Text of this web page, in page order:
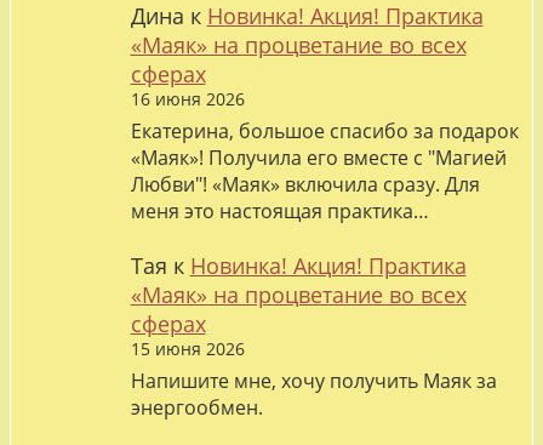
Дина к Новинка! Акция! Практика
«Маяк» на процветание во всех
сферах
16 июня 2026
Екатерина, большое спасибо за подарок
«Маяк»! Получила его вместе с "Магией
Любви"! «Маяк» включила сразу. Для
меня это настоящая практика…
Тая к Новинка! Акция! Практика
«Маяк» на процветание во всех
сферах
15 июня 2026
Напишите мне, хочу получить Маяк за
энергообмен.